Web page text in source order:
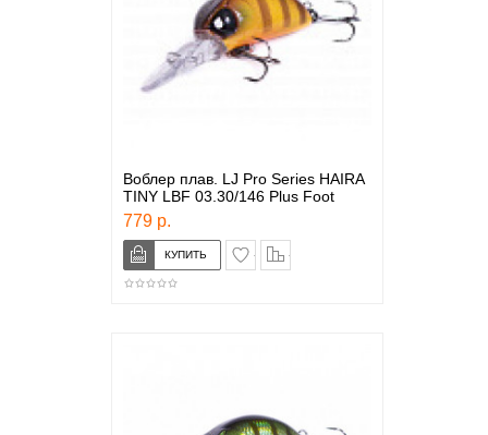
Воблер плав. LJ Pro Series HAIRA
TINY LBF 03.30/146 Plus Foot
779 р.
в закладки